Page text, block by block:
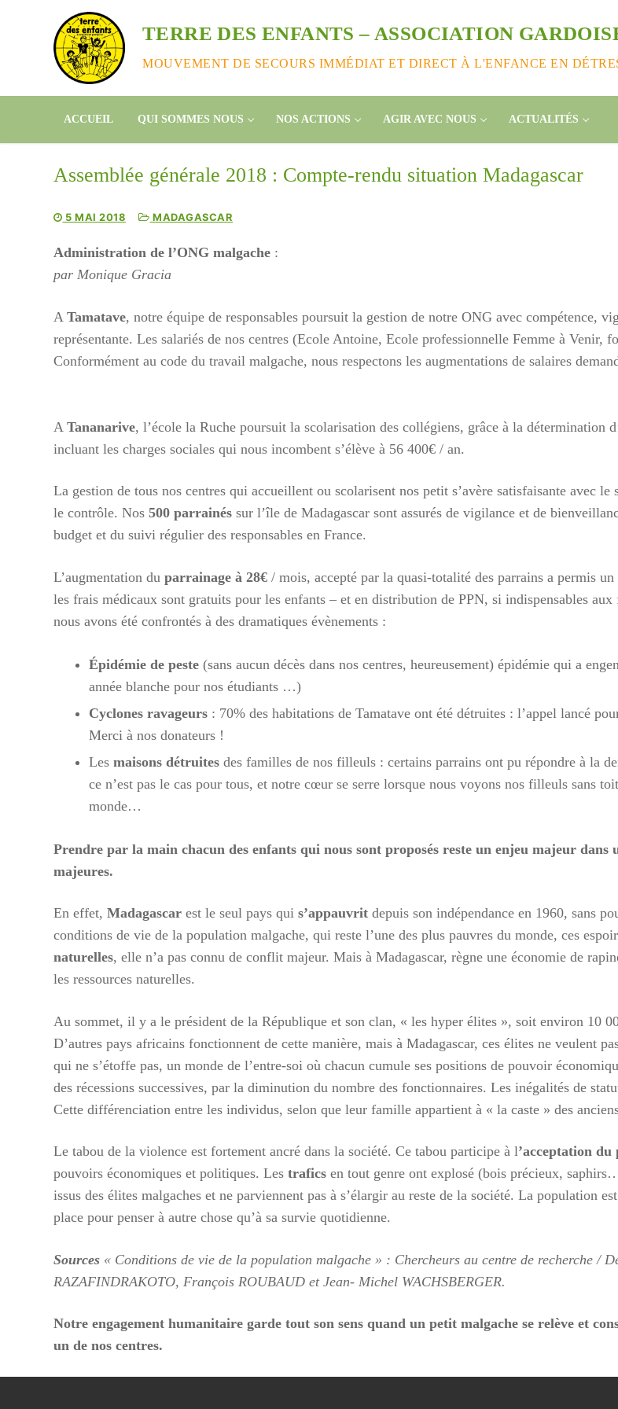
contenu
TERRE DES ENFANTS – ASSOCIATION
MOUVEMENT DE SECOURS IMMÉDIAT ET DIRECT À L'ENFANCE EN
ACCUEIL QUI SOMMES NOUS NOS ACTIONS AGIR AVEC NOUS ACTUALITÉS
Assemblée générale 2018 : Compte-rendu situation Madagascar
5 MAI 2018 MADAGASCAR
Administration de l’ONG malgache :
par Monique Gracia
A Tamatave, notre équipe de responsables poursuit la gestion de notre ONG avec compétence,
représentante. Les salariés de nos centres (Ecole Antoine, Ecole professionnelle Femme à Venir,
Conformément au code du travail malgache, nous respectons les augmentations de salaires
A Tananarive, l’école la Ruche poursuit la scolarisation des collégiens, grâce à la détermination
incluant les charges sociales qui nous incombent s’élève à 56 400€ / an.
La gestion de tous nos centres qui accueillent ou scolarisent nos petit s’avère satisfaisante avec
le contrôle. Nos 500 parrainés sur l’île de Madagascar sont assurés de vigilance et de
budget et du suivi régulier des responsables en France.
L’augmentation du parrainage à 28€ / mois, accepté par la quasi-totalité des parrains a permis
les frais médicaux sont gratuits pour les enfants – et en distribution de PPN, si indispensables
nous avons été confrontés à des dramatiques évènements :
Épidémie de peste (sans aucun décès dans nos centres, heureusement) épidémie qui a
année blanche pour nos étudiants …)
Cyclones ravageurs : 70% des habitations de Tamatave ont été détruites : l’appel lancé
Merci à nos donateurs !
Les maisons détruites des familles de nos filleuls : certains parrains ont pu répondre à la
ce n’est pas le cas pour tous, et notre cœur se serre lorsque nous voyons nos filleuls sans
monde…
Prendre par la main chacun des enfants qui nous sont proposés reste un enjeu majeur
majeures.
En effet, Madagascar est le seul pays qui s’appauvrit depuis son indépendance en 1960, sans
conditions de vie de la population malgache, qui reste l’une des plus pauvres du monde, ces
naturelles, elle n’a pas connu de conflit majeur. Mais à Madagascar, règne une économie de
les ressources naturelles.
Au sommet, il y a le président de la République et son clan, « les hyper élites », soit environ 10
D’autres pays africains fonctionnent de cette manière, mais à Madagascar, ces élites ne veulent
qui ne s’étoffe pas, un monde de l’entre-soi où chacun cumule ses positions de pouvoir
des récessions successives, par la diminution du nombre des fonctionnaires. Les inégalités de
Cette différenciation entre les individus, selon que leur famille appartient à « la caste » des
Le tabou de la violence est fortement ancré dans la société. Ce tabou participe à l’acceptation du
pouvoirs économiques et politiques. Les trafics en tout genre ont explosé (bois précieux,
issus des élites malgaches et ne parviennent pas à s’élargir au reste de la société. La population
place pour penser à autre chose qu’à sa survie quotidienne.
Sources « Conditions de vie de la population malgache » : Chercheurs au centre de recherche
RAZAFINDRAKOTO, François ROUBAUD et Jean- Michel WACHSBERGER.
Notre engagement humanitaire garde tout son sens quand un petit malgache se relève et
un de nos centres.
Cyclone à Tamatave : mobilisons-nous !
cyclone, Terre des enfants lance une campagne de
https://www.helloasso.com/associations/association-
Vous pouvez aussi envoyer un chèque à l’ordre de
contact@terredesenfants.fr)
Lecteur
00:00